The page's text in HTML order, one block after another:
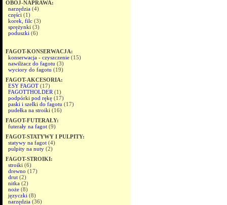
OBÓJ-NAPRAWA:
narzędzia (4)
części (1)
korek, filc (3)
sprężynki (3)
poduszki (6)
FAGOT-KONSERWACJA:
konserwacja - czyszczenie (15)
nawilżacz do fagotu (3)
wyciory do fagotu (19)
FAGOT-AKCESORIA:
ESY FAGOT (17)
FAGOTTHOLDER (1)
podpórki pod rękę (17)
paski i szelki do fagotu (17)
pudełka na stroiki (16)
FAGOT-FUTERAŁY:
futerały na fagot (9)
FAGOT-STATYWY I PULPITY:
statywy na fagot (4)
pulpity na nuty (2)
FAGOT-STROIKI:
stroiki (6)
drewno (17)
drut (2)
nitka (2)
noże (8)
języczki (8)
narzędzia (36)